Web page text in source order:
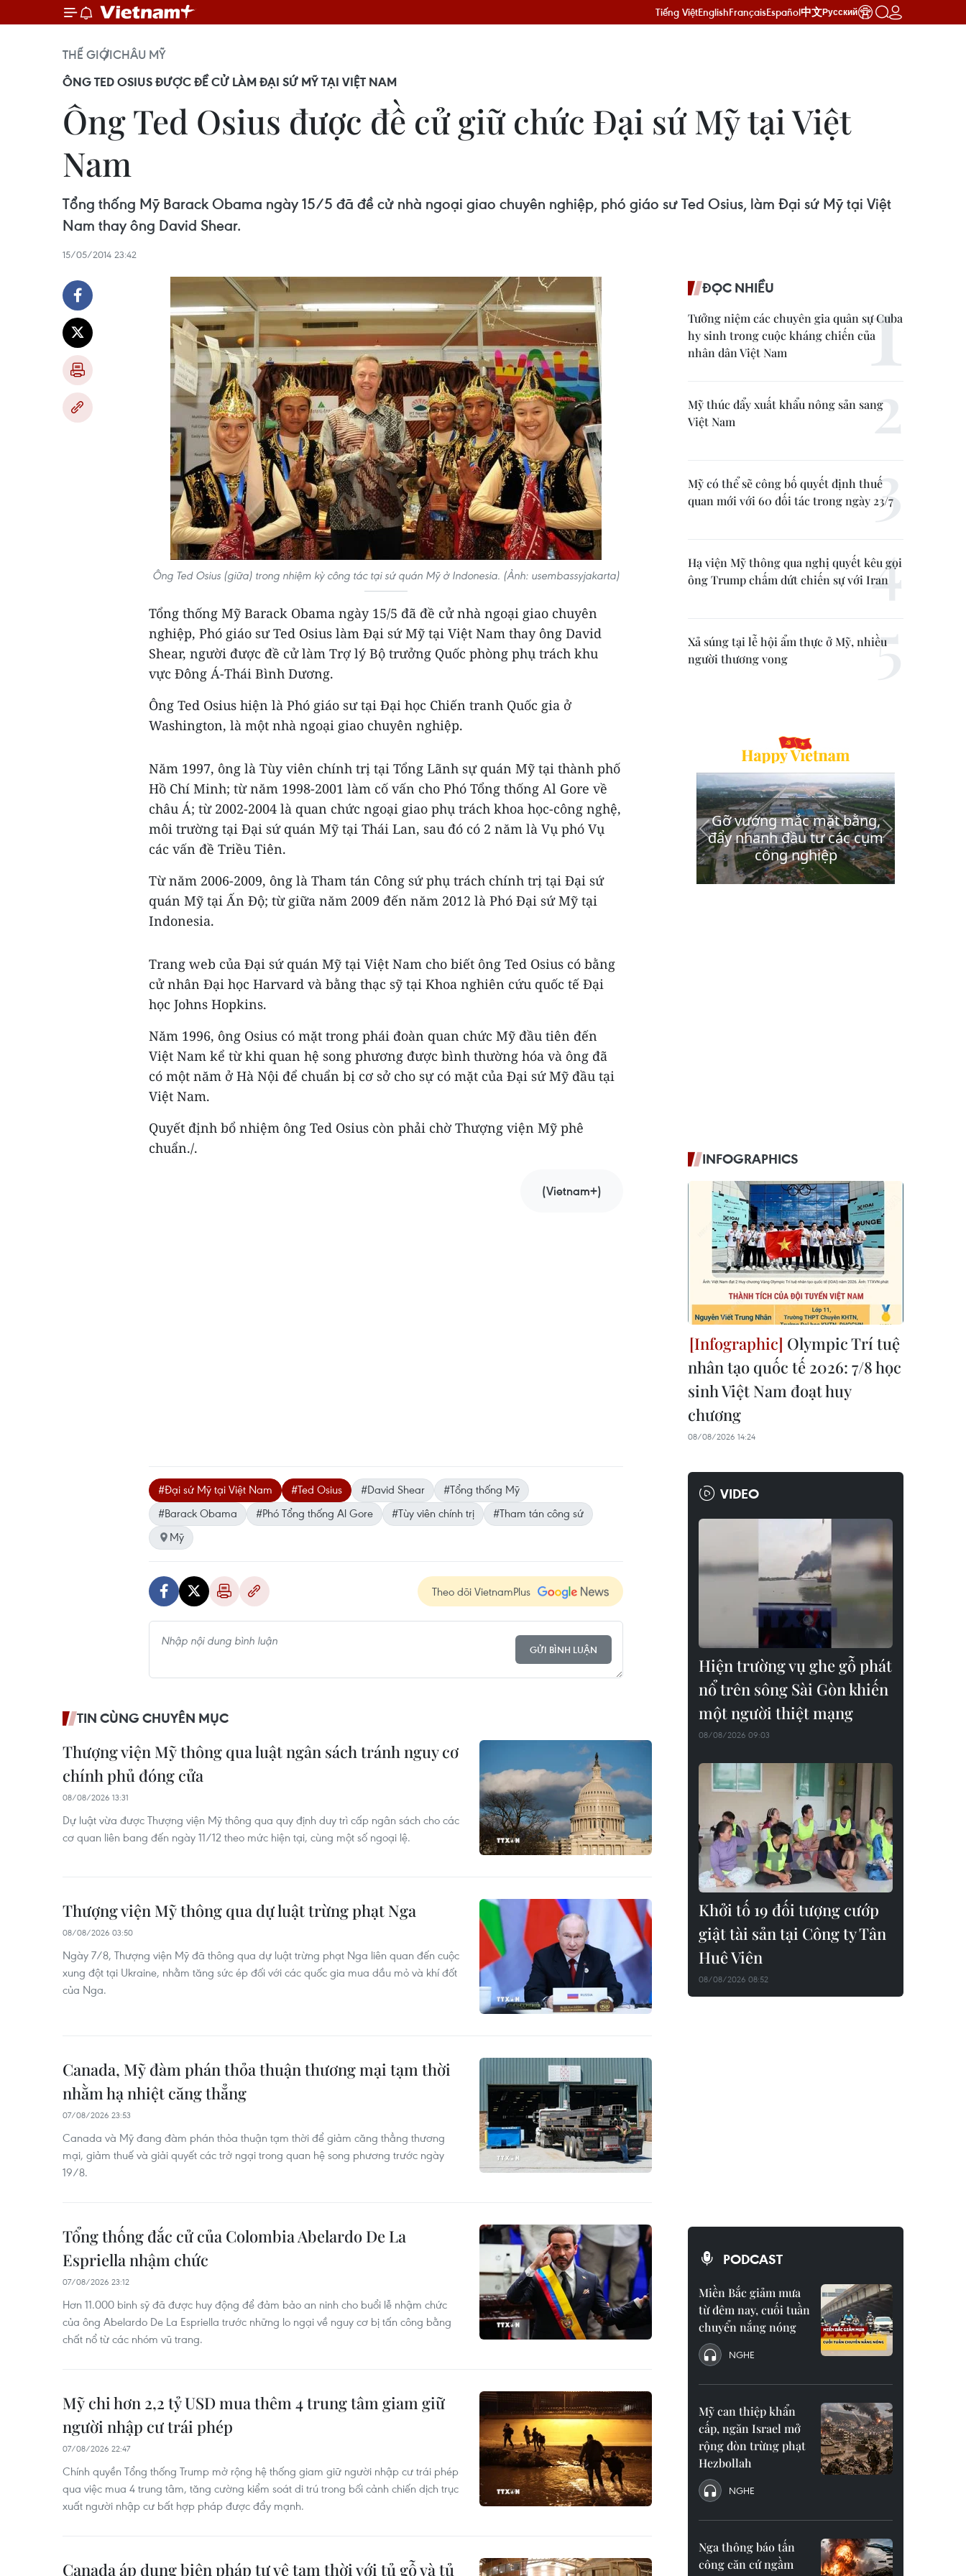
Tiếng ViệtEnglishFrançaisEspañol中文Русский
THẾ GIỚICHÂU MỸ
ÔNG TED OSIUS ĐƯỢC ĐỀ CỬ LÀM ĐẠI SỨ MỸ TẠI VIỆT NAM
Ông Ted Osius được đề cử giữ chức Đại sứ Mỹ tại Việt
Nam
Tổng thống Mỹ Barack Obama ngày 15/5 đã đề cử nhà ngoại giao chuyên nghiệp, phó giáo sư Ted Osius, làm Đại sứ Mỹ tại Việt
Nam thay ông David Shear.
15/05/2014 23:42
Ông Ted Osius (giữa) trong nhiệm kỳ công tác tại sứ quán Mỹ ở Indonesia. (Ảnh: usembassyjakarta)
Tổng thống Mỹ Barack Obama ngày 15/5 đã đề cử nhà ngoại giao chuyên
nghiệp, Phó giáo sư Ted Osius làm Đại sứ Mỹ tại Việt Nam thay ông David
Shear, người được đề cử làm Trợ lý Bộ trưởng Quốc phòng phụ trách khu
vực Đông Á-Thái Bình Dương.
Ông Ted Osius hiện là Phó giáo sư tại Đại học Chiến tranh Quốc gia ở
Washington, là một nhà ngoại giao chuyên nghiệp.
Năm 1997, ông là Tùy viên chính trị tại Tổng Lãnh sự quán Mỹ tại thành phố
Hồ Chí Minh; từ năm 1998-2001 làm cố vấn cho Phó Tổng thống Al Gore về
châu Á; từ 2002-2004 là quan chức ngoại giao phụ trách khoa học-công nghệ,
môi trường tại Đại sứ quán Mỹ tại Thái Lan, sau đó có 2 năm là Vụ phó Vụ
các vấn đề Triều Tiên.
Từ năm 2006-2009, ông là Tham tán Công sứ phụ trách chính trị tại Đại sứ
quán Mỹ tại Ấn Độ; từ giữa năm 2009 đến năm 2012 là Phó Đại sứ Mỹ tại
Indonesia.
Trang web của Đại sứ quán Mỹ tại Việt Nam cho biết ông Ted Osius có bằng
cử nhân Đại học Harvard và bằng thạc sỹ tại Khoa nghiên cứu quốc tế Đại
học Johns Hopkins.
Năm 1996, ông Osius có mặt trong phái đoàn quan chức Mỹ đầu tiên đến
Việt Nam kể từ khi quan hệ song phương được bình thường hóa và ông đã
có một năm ở Hà Nội để chuẩn bị cơ sở cho sự có mặt của Đại sứ Mỹ đầu tại
Việt Nam.
Quyết định bổ nhiệm ông Ted Osius còn phải chờ Thượng viện Mỹ phê
chuẩn./.
(Vietnam+)
#Đại sứ Mỹ tại Việt Nam #Ted Osius #David Shear
#Tổng thống Mỹ
#Barack Obama
#Phó Tổng thống Al Gore #Tùy viên chính trị
#Tham tán công sứ
Mỹ
Theo dõi VietnamPlus
GỬI BÌNH LUẬN
TIN CÙNG CHUYÊN MỤC
Thượng viện Mỹ thông qua luật ngân sách tránh nguy cơ
chính phủ đóng cửa
08/08/2026 13:31
Dự luật vừa được Thượng viện Mỹ thông qua quy định duy trì cấp ngân sách cho các
cơ quan liên bang đến ngày 11/12 theo mức hiện tại, cùng một số ngoại lệ.
Thượng viện Mỹ thông qua dự luật trừng phạt Nga
08/08/2026 03:50
Ngày 7/8, Thượng viện Mỹ đã thông qua dự luật trừng phạt Nga liên quan đến cuộc
xung đột tại Ukraine, nhằm tăng sức ép đối với các quốc gia mua dầu mỏ và khí đốt
của Nga.
Canada, Mỹ đàm phán thỏa thuận thương mại tạm thời
nhằm hạ nhiệt căng thẳng
07/08/2026 23:53
Canada và Mỹ đang đàm phán thỏa thuận tạm thời để giảm căng thẳng thương
mại, giảm thuế và giải quyết các trở ngại trong quan hệ song phương trước ngày
19/8.
Tổng thống đắc cử của Colombia Abelardo De La
Espriella nhậm chức
07/08/2026 23:12
Hơn 11.000 binh sỹ đã được huy động để đảm bảo an ninh cho buổi lễ nhậm chức
của ông Abelardo De La Espriella trước những lo ngại về nguy cơ bị tấn công bằng
chất nổ từ các nhóm vũ trang.
Mỹ chi hơn 2,2 tỷ USD mua thêm 4 trung tâm giam giữ
người nhập cư trái phép
07/08/2026 22:47
Chính quyền Tổng thống Trump mở rộng hệ thống giam giữ người nhập cư trái phép
qua việc mua 4 trung tâm, tăng cường kiểm soát di trú trong bối cảnh chiến dịch trục
xuất người nhập cư bất hợp pháp được đẩy mạnh.
Canada áp dụng biện pháp tự vệ tạm thời với tủ gỗ và tủ
ĐỌC NHIỀU
Tưởng niệm các chuyên gia quân sự Cuba
hy sinh trong cuộc kháng chiến của
nhân dân Việt Nam
Mỹ thúc đẩy xuất khẩu nông sản sang
Việt Nam
Mỹ có thể sẽ công bố quyết định thuế
quan mới với 60 đối tác trong ngày 23/7
Hạ viện Mỹ thông qua nghị quyết kêu gọi
ông Trump chấm dứt chiến sự với Iran
Xả súng tại lễ hội ẩm thực ở Mỹ, nhiều
người thương vong
INFOGRAPHICS
Olympic Trí tuệ
nhân tạo quốc tế 2026: 7/8 học
sinh Việt Nam đoạt huy
chương
08/08/2026 14:24
VIDEO
Hiện trường vụ ghe gỗ phát
nổ trên sông Sài Gòn khiến
một người thiệt mạng
08/08/2026 09:03
Khởi tố 19 đối tượng cướp
giật tài sản tại Công ty Tân
Huê Viên
08/08/2026 08:52
PODCAST
Miền Bắc giảm mưa
từ đêm nay, cuối tuần
chuyển nắng nóng
NGHE
Mỹ can thiệp khẩn
cấp, ngăn Israel mở
rộng đòn trừng phạt
Hezbollah
NGHE
Nga thông báo tấn
công căn cứ ngầm